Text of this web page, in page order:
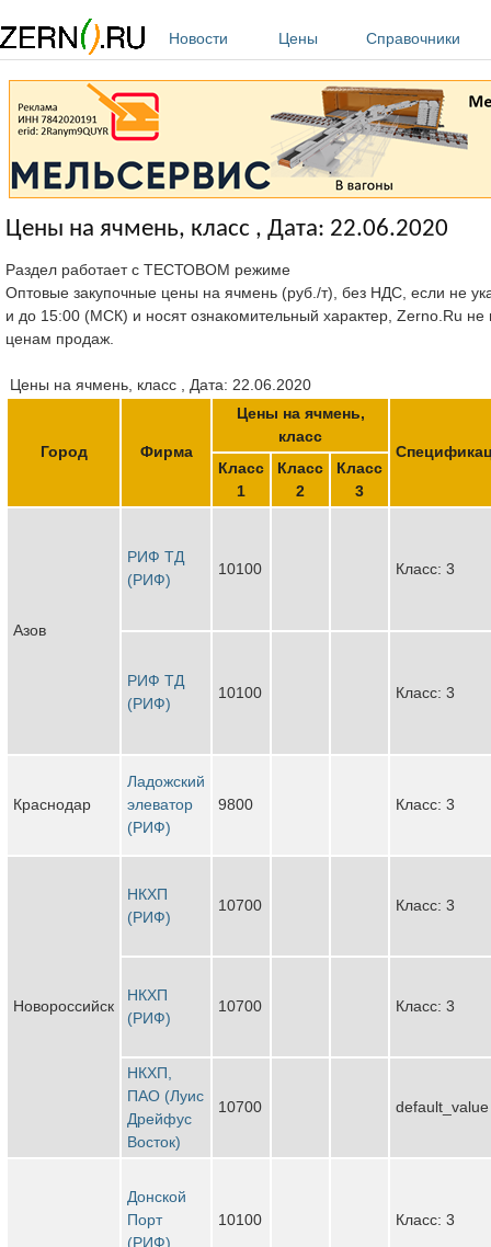
Новости
Цены Справочники
Цены на ячмень, класс , Дата: 22.06.2020
Раздел работает с ТЕСТОВОМ режиме
Оптовые закупочные цены на ячмень (руб./т), без НДС, если не
и до 15:00 (МСК) и носят ознакомительный характер, Zerno.Ru не
ценам продаж.
Цены на ячмень, класс , Дата: 22.06.2020
Город Фирма
Цены на ячмень,
класс
Класс
1
Класс
2
Класс
3
Азов
РИФ ТД
(РИФ)
10100 Класс: 3
РИФ ТД
(РИФ)
10100 Класс: 3
Краснодар
Ладожский
элеватор
(РИФ)
9800 Класс: 3
Новороссийск
НКХП
(РИФ)
10700 Класс: 3
НКХП
(РИФ)
10700 Класс: 3
НКХП,
ПАО (Луис
Дрейфус
Восток)
10700 default_value
Донской
Порт
(РИФ)
10100 Класс: 3